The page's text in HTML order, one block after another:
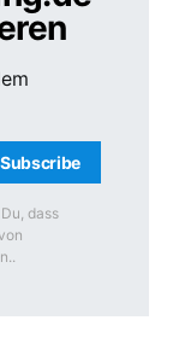
Subscribe
dass